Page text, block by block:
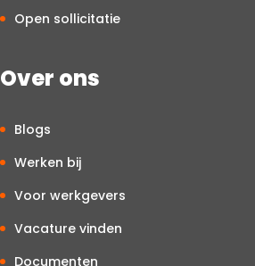
Open sollicitatie
Over ons
Blogs
Werken bij
Voor werkgevers
Vacature vinden
Documenten